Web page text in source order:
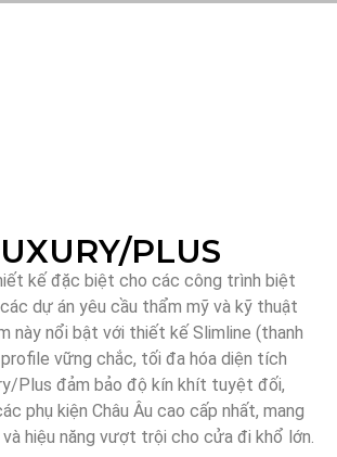
PLUS
kế đặc biệt cho các công trình biệt
dự án yêu cầu thẩm mỹ và kỹ thuật
này nổi bật với thiết kế Slimline (thanh
vững chắc, tối đa hóa diện tích
Plus đảm bảo độ kín khít tuyệt đối,
phụ kiện Châu Âu cao cấp nhất, mang
hiệu năng vượt trội cho cửa đi khổ lớn.